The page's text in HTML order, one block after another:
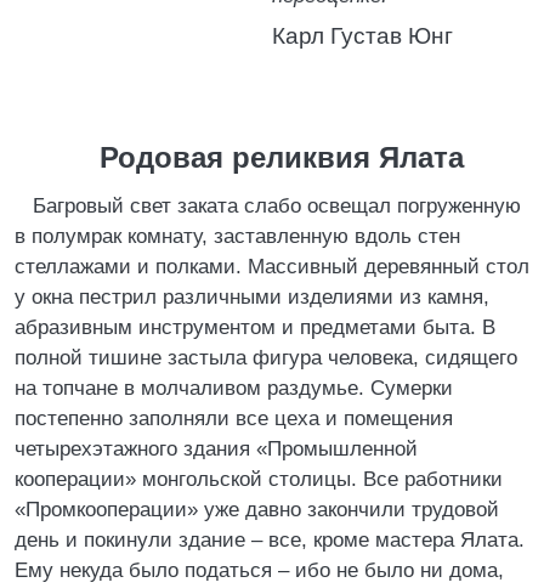
Карл Густав Юнг
Родовая реликвия Ялата
Багровый свет заката слабо освещал погруженную
в полумрак комнату, заставленную вдоль стен
стеллажами и полками. Массивный деревянный стол
у окна пестрил различными изделиями из камня,
абразивным инструментом и предметами быта. В
полной тишине застыла фигура человека, сидящего
на топчане в молчаливом раздумье. Сумерки
постепенно заполняли все цеха и помещения
четырехэтажного здания «Промышленной
кооперации» монгольской столицы. Все работники
«Промкооперации» уже давно закончили трудовой
день и покинули здание – все, кроме мастера Ялата.
Ему некуда было податься – ибо не было ни дома,